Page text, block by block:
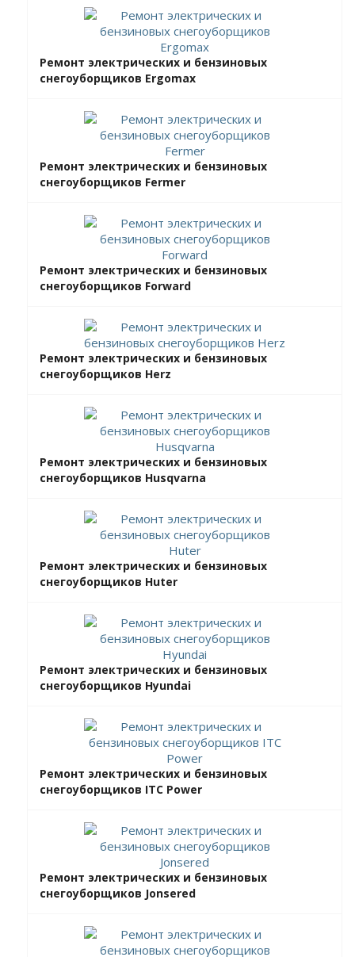
Ремонт электрических и бензиновых
снегоуборщиков Ergomax
Ремонт электрических и бензиновых
снегоуборщиков Fermer
Ремонт электрических и бензиновых
снегоуборщиков Forward
Ремонт электрических и бензиновых
снегоуборщиков Herz
Ремонт электрических и бензиновых
снегоуборщиков Husqvarna
Ремонт электрических и бензиновых
снегоуборщиков Huter
Ремонт электрических и бензиновых
снегоуборщиков Hyundai
Ремонт электрических и бензиновых
снегоуборщиков ITC Power
Ремонт электрических и бензиновых
снегоуборщиков Jonsered